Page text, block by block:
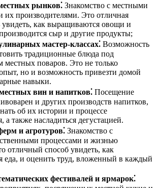
рынков⁚ Знакомство с местными
их производителями. Это отличная
увидеть, как выращиваются овощи и
сыр и другие продукты;
мастер-классах⁚ Возможность
традиционные блюда под
местных поваров. Это не только
но и возможность привезти домой
навыки.
вин и напитков⁚ Посещение
и других производств напитков,
об их истории и процессе
а также насладиться дегустацией.
и агротуров⁚ Знакомство с
процессами и жизнью
отличный способ увидеть, как
еда, и оценить труд, вложенный в каждый
фестивалей и ярмарок⁚